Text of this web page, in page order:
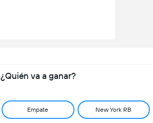
¿Quién va a ganar?
Empate New York RB